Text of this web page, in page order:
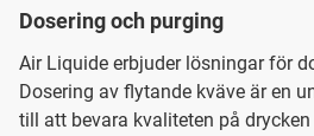
Dosering och purging
Air Liquide erbjuder lösningar för
Dosering av flytande kväve är en
till att bevara kvaliteten på